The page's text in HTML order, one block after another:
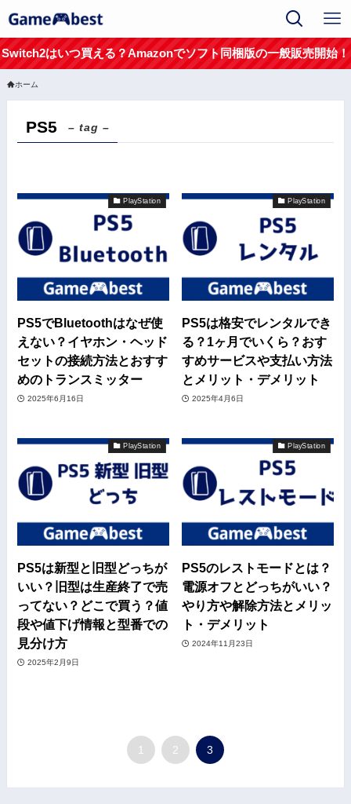
Switch2はいつ買える？Amazonでソフト同梱版の一般販売開始！
ホーム
PS5 – tag –
PlayStation
PS5でBluetoothはなぜ使
えない？イヤホン・ヘッド
セットの接続方法とおすす
めのトランスミッター
2025年6月16日
PlayStation
PS5は格安でレンタルでき
る？1ヶ月でいくら？おす
すめサービスや支払い方法
とメリット・デメリット
2025年4月6日
PlayStation
PS5は新型と旧型どっちが
いい？旧型は生産終了で売
ってない？どこで買う？値
段や値下げ情報と型番での
見分け方
2025年2月9日
PlayStation
PS5のレストモードとは？
電源オフとどっちがいい？
やり方や解除方法とメリッ
ト・デメリット
2024年11月23日
1 2 3